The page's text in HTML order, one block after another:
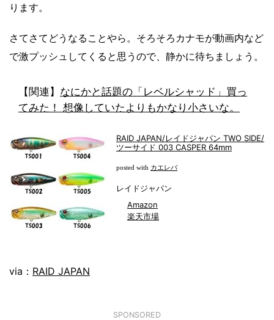
ります。
さてさてどうなることやら。そろそろカナモが動画内など
で激プッシュしてくると思うので、静かに待ちましょう。
【関連】 なにかと話題の「レベルシャッド」買っ
てみた！ 想像していたよりもかなり小さいな。
RAID JAPAN/レイドジャパン TWO SIDE/
ツーサイド 003 CASPER 64mm
posted with カエレバ
レイドジャパン
Amazon
楽天市場
via： RAID JAPAN
SPONSORED